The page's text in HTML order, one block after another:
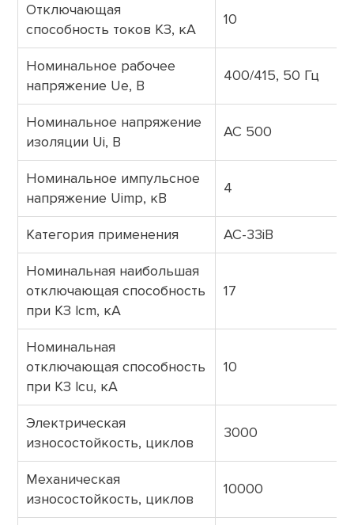
Отключающая
способность токов КЗ, кА
10
Номинальное рабочее
напряжение Uе, В
400/415, 50 Гц
Номинальное напряжение
изоляции Ui, B
AC 500
Номинальное импульсное
напряжение Uimp, кВ
4
Категория применения AC-33iB
Номинальная наибольшая
отключающая способность
при КЗ lcm, кА
17
Номинальная
отключающая способность
при КЗ lcu, кА
10
Электрическая
износостойкость, циклов
3000
Механическая
износостойкость, циклов
10000